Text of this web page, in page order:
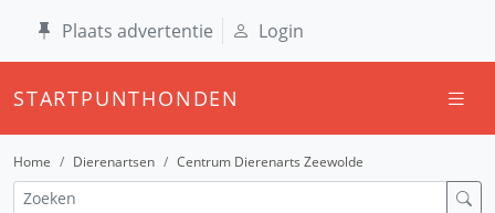
Plaats advertentie Login
STARTPUNTHONDEN
Home Dierenartsen Centrum Dierenarts Zeewolde